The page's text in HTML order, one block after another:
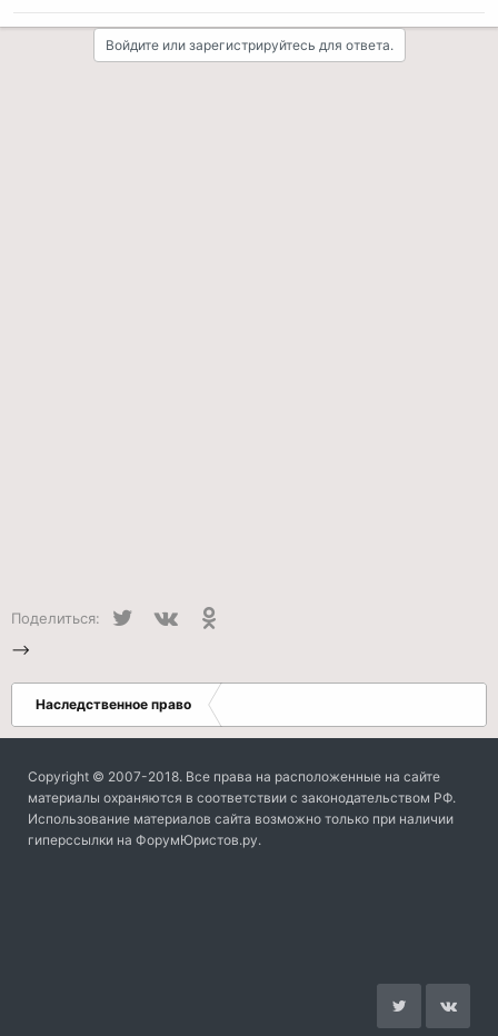
Войдите или зарегистрируйтесь для ответа.
Поделиться: Twitter
-->
Наследственное право
Copyright © 2007-2018. Все права на расположенные на сайте
материалы охраняются в соответствии с законодательством РФ.
Использование материалов сайта возможно только при наличии
гиперссылки на ФорумЮристов.ру.